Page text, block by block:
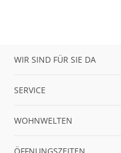
WIR SIND FÜR SIE DA
SERVICE
WOHNWELTEN